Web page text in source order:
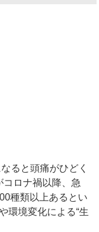
ると頭痛がひどく
ロナ禍以降、急
種類以上あるとい
環境変化による“生